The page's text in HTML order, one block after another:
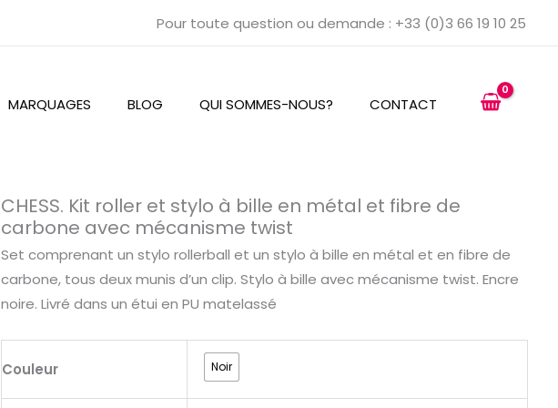
Pour toute question ou demande : +33 (0)3 66 19 10 25
MARQUAGES BLOG QUI SOMMES-NOUS? CONTACT
CHESS. Kit roller et stylo à bille en métal et fibre de
carbone avec mécanisme twist
Set comprenant un stylo rollerball et un stylo à bille en métal et en fibre de
carbone, tous deux munis d’un clip. Stylo à bille avec mécanisme twist. Encre
noire. Livré dans un étui en PU matelassé
Couleur Noir
quantité
de
CHESS.
Kit
roller
stylo
à
bille